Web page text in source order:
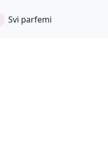
Svi parfemi